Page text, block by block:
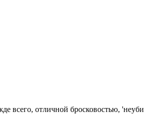
всего, отличной бросковостью,